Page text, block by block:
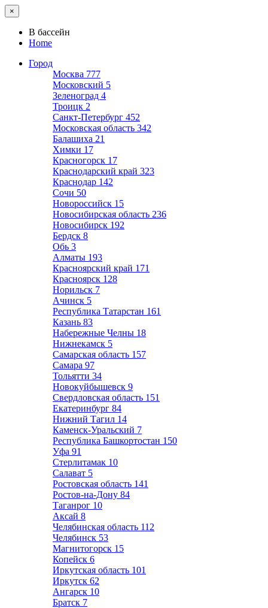
×
В бассейн
Home
Город
Москва 777
Московский 5
Зеленоград 4
Троицк 2
Санкт-Петербург 452
Московская область 342
Балашиха 21
Химки 17
Красногорск 17
Краснодарский край 323
Краснодар 142
Сочи 50
Новороссийск 15
Новосибирская область 236
Новосибирск 192
Бердск 8
Обь 3
Алматы 193
Красноярский край 171
Красноярск 128
Норильск 7
Ачинск 5
Республика Татарстан 161
Казань 83
Набережные Челны 18
Нижнекамск 5
Самарская область 157
Самара 97
Тольятти 34
Новокуйбышевск 9
Свердловская область 151
Екатеринбург 84
Нижний Тагил 14
Каменск-Уральский 7
Республика Башкортостан 150
Уфа 91
Стерлитамак 10
Салават 5
Ростовская область 141
Ростов-на-Дону 84
Таганрог 10
Аксай 8
Челябинская область 112
Челябинск 53
Магнитогорск 15
Копейск 6
Иркутская область 101
Иркутск 62
Ангарск 10
Братск 7